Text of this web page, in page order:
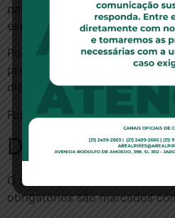
paciente, ressalvado
experimental.
Portanto, o fornecimento
prazo de cinco dias e o
diária arbitrada em R$ 1 mil,
Fonte:O Rio Branco
Deixe um
O seu endereço de e-mail não
obrigatórios são marcados